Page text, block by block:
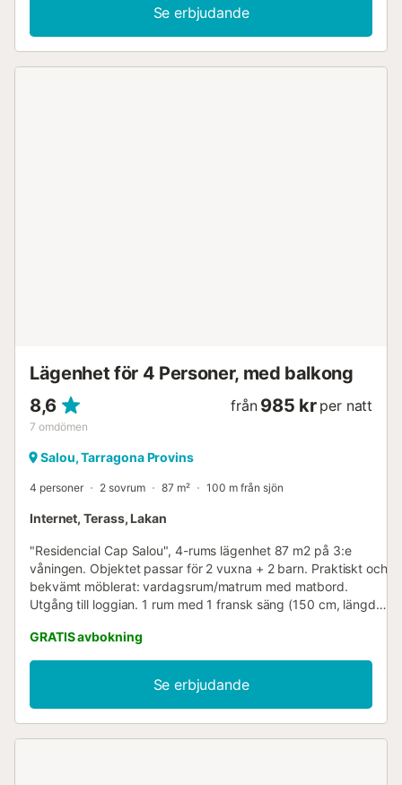
Se erbjudande
Lägenhet för 4 Personer, med balkong
8,6
7 omdömen
från 985 kr per natt
Salou, Tarragona Provins
4 personer 2 sovrum 87 m² 100 m från sjön
Internet, Terass, Lakan
"Residencial Cap Salou", 4-rums lägenhet 87 m2 på 3:e
våningen. Objektet passar för 2 vuxna + 2 barn. Praktiskt och
bekvämt möblerat: vardagsrum/matrum med matbord.
Utgång till loggian. 1 rum med 1 fransk säng (150 cm, längd
190 cm). Öppet kök (ugn, diskmaskin, 4 glaskeramikplattor,
vattenkokare, mikrovågsugn, elektrisk kaffemaskin, Kapslar
för kaffemaskin (Dolce Gusto) extra). Dusch/toalett. Ingen
värmealternativ. Stor terrass. Terrassen har möbler, solstolar
(2). Panoramautsikt över havet. Faciliteter: tvättmaskin,
GRATIS avbokning
Se erbjudande